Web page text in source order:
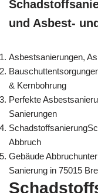
und Asbest-
Asbestsanierungen,
& Kernbohrung
Perfekte
Sanierungen
Abbruch
Gebäude
Sanierung in 75015